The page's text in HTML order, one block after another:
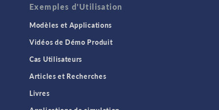
Exemples d'Utilisation
Modèles et Applications
Vidéos de Démo Produit
Cas Utilisateurs
Articles et Recherches
Livres